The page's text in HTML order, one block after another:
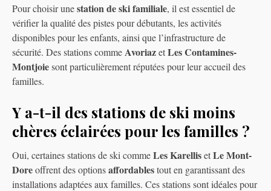
Pour choisir unestation de ski familiale, il est essentiel de
vérifier la qualité des pistes pour débutants, les activités
disponibles pour les enfants, ainsi que l’infrastructure de
sécurité. Des stations comme AvoriazetLes Contamines-
Montjoiesont particulièrement réputées pour leur accueil des
familles.
Y a-t-il des stations de ski moins
chères éclairées pour les familles ?
Oui, certaines stations de ski commeLes KarellisetLe Mont-
Doreoffrent des optionsaffordablestout en garantissant des
installations adaptées aux familles. Ces stations sont idéales pour